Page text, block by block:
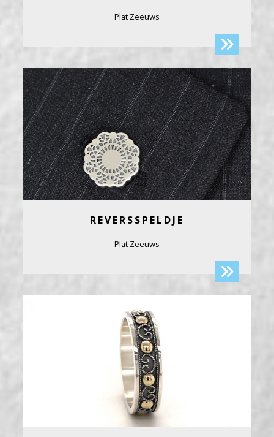
Plat Zeeuws
REVERSSPELDJE
Plat Zeeuws